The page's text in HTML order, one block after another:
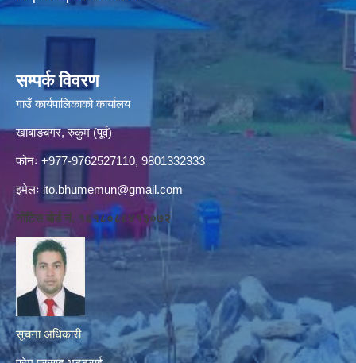
सम्पर्क विवरण
गाउँ कार्यपालिकाको कार्यालय
खाबाङबगर, रुकुम (पूर्व)
फोनः +977-9762527110, 9801332333
इमेलः ito.bhumemun@gmail.com
नोटिस बोर्ड नं. १६१८०८८४१३०७२
सूचना अधिकारी